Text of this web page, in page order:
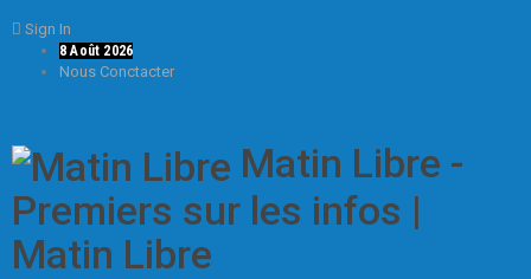
Sign In
8 Août 2026
Nous Conctacter
Matin Libre -
Premiers sur les infos |
Matin Libre